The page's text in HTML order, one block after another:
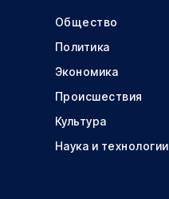
Общество
Политика
Экономика
Происшествия
Культура
Наука и технологии